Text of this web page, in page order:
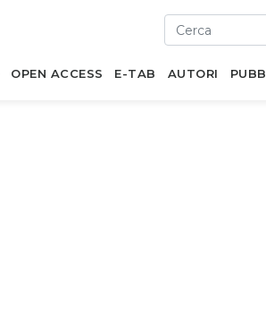
OPEN ACCESS E-TAB AUTORI